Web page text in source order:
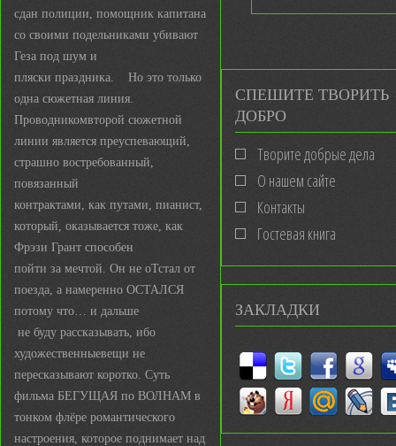
сдан полиции, помощник капитана
со своими подельниками убивают
Геза под шум и
пляски праздника. Но это только
одна сюжетная линия.
Проводникомвторой сюжетной
линии является преуспевающий,
страшно востребованный,
повязанный
контрактами, как путами, пианист,
который, оказывается тоже, как
Фрэзи Грант способен
пойти за мечтой. Он не оТстал от
поезда, а намеренно ОСТАЛСЯ
потому что… и дальше
не буду рассказывать, ибо
художественныевещи не
пересказывают коротко. Суть
фильма БЕГУЩАЯ по ВОЛНАМ в
тонком флёре романтического
настроения, которое поднимает над
СПЕШИТЕ ТВОРИТЬ
ДОБРО
Творите добрые дела
О нашем сайте
Контакты
Гостевая книга
ЗАКЛАДКИ